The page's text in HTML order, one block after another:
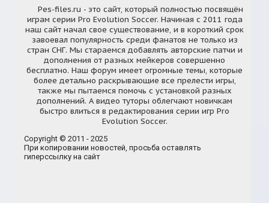
Pes-files.ru - это сайт, который полностью посвящён
играм серии Pro Evolution Soccer. Начиная с 2011 года
наш сайт начал свое существование, и в короткий срок
завоевал популярность среди фанатов не только из
стран СНГ. Мы стараемся добавлять авторские патчи и
дополнения от разных мейкеров совершенно
бесплатно. Наш форум имеет огромные темы, которые
более детально раскрывающие все прелести игры,
также мы пытаемся помочь с установкой разных
дополнений. А видео туторы облегчают новичкам
быстро влиться в редактирования серии игр Pro
Evolution Soccer.
Copyright © 2011 - 2025
При копировании новостей, просьба оставлять
гиперссылку на сайт